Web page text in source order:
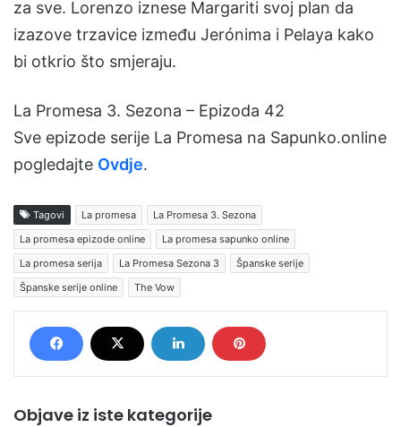
za sve. Lorenzo iznese Margariti svoj plan da
izazove trzavice između Jerónima i Pelaya kako
bi otkrio što smjeraju.
La Promesa 3. Sezona – Epizoda 42
Sve epizode serije La Promesa na Sapunko.online
pogledajte Ovdje.
Tagovi La promesa
La Promesa 3. Sezona
La promesa epizode online
La promesa sapunko online
La promesa serija
La Promesa Sezona 3
Španske serije
Španske serije online
The Vow
Objave iz iste kategorije